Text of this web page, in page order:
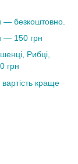
— безкоштовно.
— 150 грн
Рибці,
грн
краще